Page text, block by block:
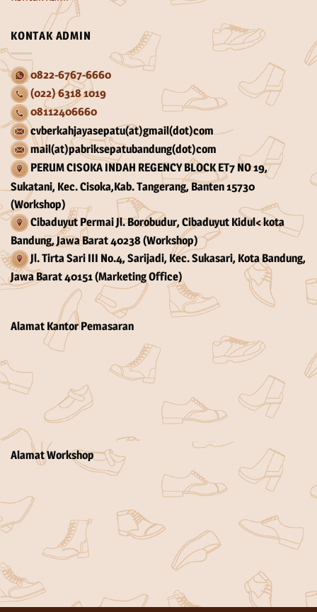
KONTAK ADMIN
0822-6767-6660
(022) 6318 1019
08112406660
cvberkahjayasepatu(at)gmail(dot)com
mail(at)pabriksepatubandung(dot)com
PERUM CISOKA INDAH REGENCY BLOCK ET7 NO 19,
Sukatani, Kec. Cisoka,Kab. Tangerang, Banten 15730
(Workshop)
Cibaduyut Permai Jl. Borobudur, Cibaduyut Kidul< kota
Bandung, Jawa Barat 40238 (Workshop)
Jl. Tirta Sari III No.4, Sarijadi, Kec. Sukasari, Kota Bandung,
Jawa Barat 40151 (Marketing Office)
Alamat Kantor Pemasaran
Alamat Workshop